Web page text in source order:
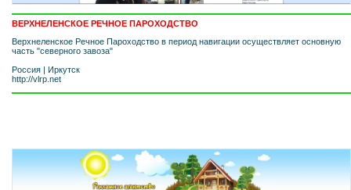
ВЕРХНЕЛЕНСКОЕ РЕЧНОЕ ПАРОХОДСТВО
Верхнеленское Речное Пароходство в период навигации осуществляет основную
часть "северного завоза"
Россия | Иркутск
http://vlrp.net